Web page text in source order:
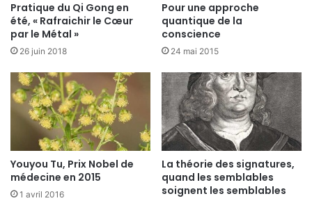
Pratique du Qi Gong en
été, « Rafraichir le Cœur
par le Métal »
26 juin 2018
Pour une approche
quantique de la
conscience
24 mai 2015
Youyou Tu, Prix Nobel de
médecine en 2015
1 avril 2016
La théorie des signatures,
quand les semblables
soignent les semblables